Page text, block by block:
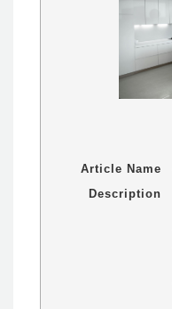
Article Name
Description